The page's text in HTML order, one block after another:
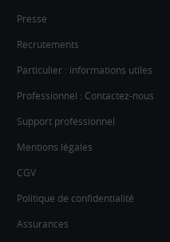
Presse
Recrutements
Particulier : informations utiles
Professionnel : Contactez-nous
Support professionnel
Mentions légales
CGV
Politique de confidentialité
Assurances